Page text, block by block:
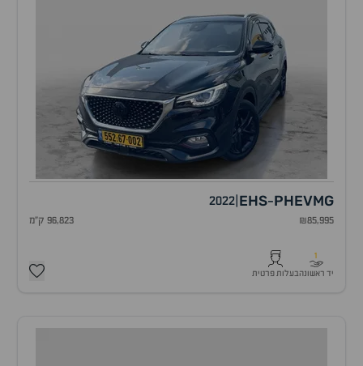
MG
EHS-PHEV
2022
₪85,995 96,823 ק"מ
1
יד ראשונהבעלות פרטית